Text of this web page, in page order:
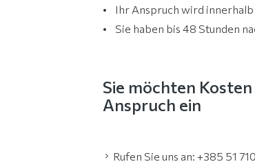
• Ihr Anspruch wird innerhalb
• Sie haben bis 48 Stunden
Sie möchten
Anspruch ein
Rufen Sie uns an: +385 51